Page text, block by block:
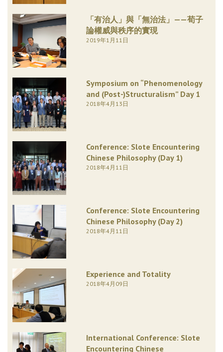
「有治人」與「無治法」——荀子
論權威與秩序的實現
2019年1月11日
Symposium on “Phenomenology
and (Post-)Structuralism” Day 1
2018年4月13日
Conference: Slote Encountering
Chinese Philosophy (Day 1)
2018年4月11日
Conference: Slote Encountering
Chinese Philosophy (Day 2)
2018年4月11日
Experience and Totality
2018年4月09日
International Conference: Slote
Encountering Chinese